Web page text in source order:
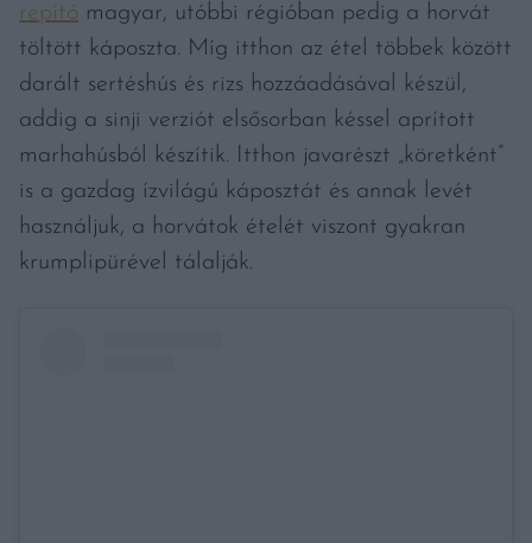
repítő magyar, utóbbi régióban pedig a horvát
töltött káposzta. Míg itthon az étel többek között
darált sertéshús és rizs hozzáadásával készül,
addig a sinji verziót elsősorban késsel aprított
marhahúsból készítik. Itthon javarészt „köretként”
is a gazdag ízvilágú káposztát és annak levét
használjuk, a horvátok ételét viszont gyakran
krumplipürével tálalják.